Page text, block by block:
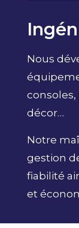
Nous
décor…
Notre
gestion
fiabilité
et